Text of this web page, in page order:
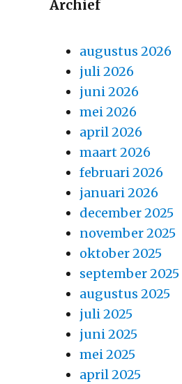
Archief
augustus 2026
juli 2026
juni 2026
mei 2026
april 2026
maart 2026
februari 2026
januari 2026
december 2025
november 2025
oktober 2025
september 2025
augustus 2025
juli 2025
juni 2025
mei 2025
april 2025